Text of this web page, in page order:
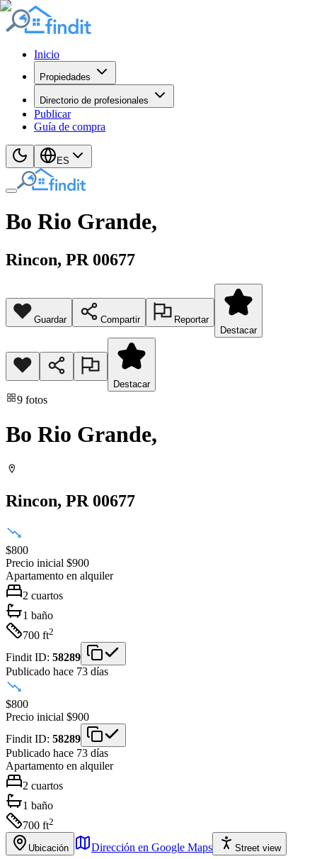
Inicio
Propiedades
Directorio de profesionales
Publicar
Guía de compra
ES
Bo Rio Grande,
Rincon, PR 00677
Guardar Compartir
Reportar
Destacar
Destacar
9 fotos
Bo Rio Grande,
Rincon, PR 00677
$800
Precio inicial $900
Apartamento en alquiler
2 cuartos
1 baño
700 ft2
Findit ID: 58289
Publicado hace 73 días
$800
Precio inicial $900
Findit ID: 58289
Publicado hace 73 días
Apartamento en alquiler
2 cuartos
1 baño
700 ft2
Ubicación Dirección en Google Maps Street view